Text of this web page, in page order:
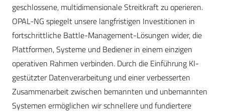
geschlossene, multidimensionale Streitkraft zu operieren.
OPAL-NG spiegelt unsere langfristigen Investitionen in
fortschrittliche Battle-Management-Lösungen wider, die
Plattformen, Systeme und Bediener in einem einzigen
operativen Rahmen verbinden. Durch die Einführung KI-
gestützter Datenverarbeitung und einer verbesserten
Zusammenarbeit zwischen bemannten und unbemannten
Systemen ermöglichen wir schnellere und fundiertere